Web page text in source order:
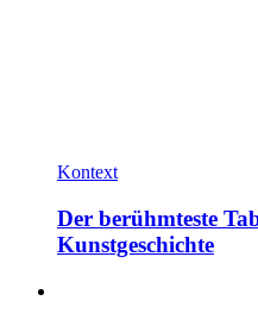
Kontext
Der berühmteste
Kunstgeschichte